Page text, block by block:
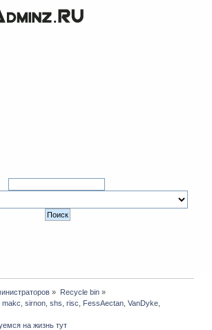
» Recycle bin»
makc ,sirnon ,shs ,risc FessAectan ,VanDyke
на жизнь тут